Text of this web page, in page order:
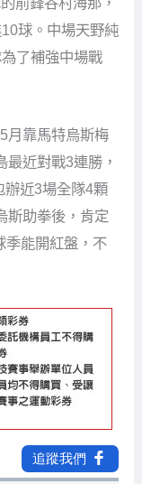
球。中場天野純
了補強中場戰
月靠馬特烏斯梅
近對戰3連勝，
辦近3場全隊4顆
斯助拳後，肯定
季能開紅盤，不